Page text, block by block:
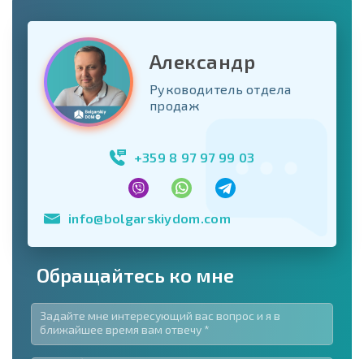
Александр
Руководитель отдела
продаж
+359 8 97 97 99 03
info@bolgarskiydom.com
Обращайтесь ко мне